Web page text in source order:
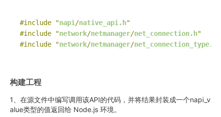
#include "napi /native_api.h"
#include "network/netmanager/net_connection.h"
#include "network/netmanager/net_connection_type.h
构建工程
1、在源文件中编写调用该API的代码，并将结果封装成一个napi_v
alue类型的值返回给 Node.js 环境。